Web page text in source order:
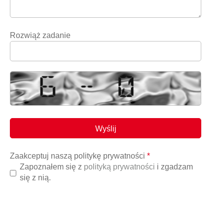
Rozwiąż zadanie
Zaakceptuj naszą politykę prywatności *
Zapoznałem się z polityką prywatności i zgadzam
się z nią.